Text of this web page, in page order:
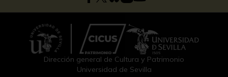
Dirección general de Cultura y Patrimonio
Universidad de Sevilla